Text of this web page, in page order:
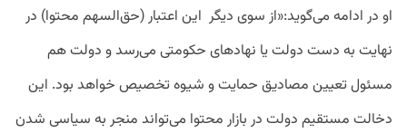
او در ادامه می‌گوید:«از سوی دیگر این اعتبار (حق‌السهم محتوا) در
نهایت به دست دولت یا نهادهای حکومتی می‌رسد و دولت هم
مسئول تعیین مصادیق حمایت و شیوه تخصیص خواهد بود. این
دخالت مستقیم دولت در بازار محتوا می‌تواند منجر به سیاسی شدن